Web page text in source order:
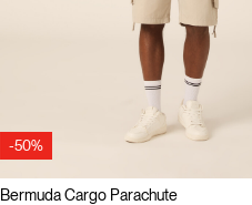
-50%
Bermuda Cargo Parachute